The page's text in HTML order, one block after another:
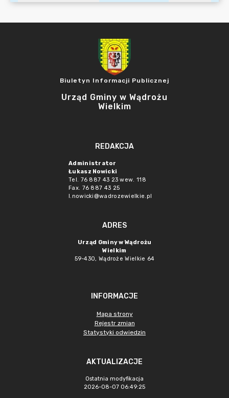
Biuletyn Informacji Publicznej
Urząd Gminy w Wądrożu
Wielkim
REDAKCJA
Administrator
Łukasz Nowicki
Tel. 76 887 43 23 wew. 118
Fax. 76 887 43 25
l.nowicki@wadrozewielkie.pl
ADRES
Urząd Gminy w Wądrożu
Wielkim
59-430, Wądroże Wielkie 64
INFORMACJE
Mapa strony
Rejestr zmian
Statystyki odwiedzin
AKTUALIZACJE
Ostatnia modyfikacja
2026-08-07 06:49:25